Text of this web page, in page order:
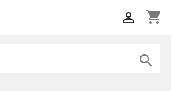
shopping_cart

